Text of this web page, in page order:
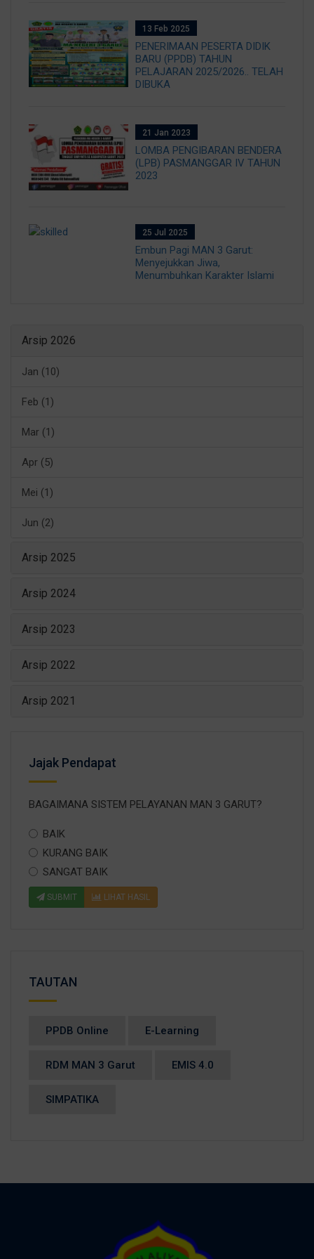
13 Feb 2025
PENERIMAAN PESERTA DIDIK
BARU (PPDB) TAHUN
PELAJARAN 2025/2026.. TELAH
DIBUKA
21 Jan 2023
LOMBA PENGIBARAN BENDERA
(LPB) PASMANGGAR IV TAHUN
2023
25 Jul 2025
Embun Pagi MAN 3 Garut:
Menyejukkan Jiwa,
Menumbuhkan Karakter Islami
Arsip 2026
Jan (10)
Feb (1)
Mar (1)
Apr (5)
Mei (1)
Jun (2)
Arsip 2025
Arsip 2024
Arsip 2023
Arsip 2022
Arsip 2021
Jajak Pendapat
BAGAIMANA SISTEM PELAYANAN MAN 3 GARUT?
BAIK
KURANG BAIK
SANGAT BAIK
SUBMIT LIHAT HASIL
TAUTAN
PPDB Online E-Learning
RDM MAN 3 Garut EMIS 4.0
SIMPATIKA